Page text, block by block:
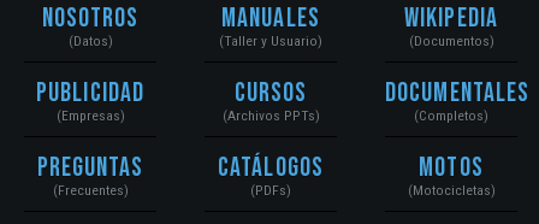
Nosotros
(Datos)
Publicidad
(Empresas)
Preguntas
(Frecuentes)
Manuales
(Taller y Usuario)
Cursos
(Archivos PPTs)
Catálogos
(PDFs)
Wikipedia
(Documentos)
Documentales
(Completos)
Motos
(Motocicletas)